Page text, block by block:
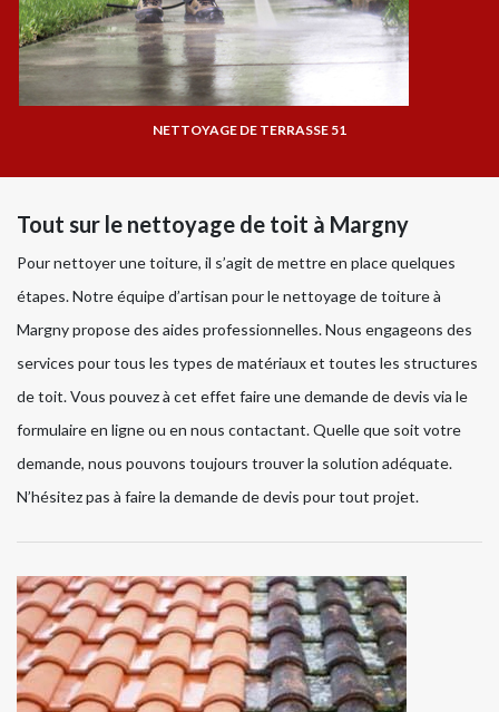
NETTOYAGE DE TERRASSE 51
Tout sur le nettoyage de toit à Margny
Pour nettoyer une toiture, il s’agit de mettre en place quelques
étapes. Notre équipe d’artisan pour le nettoyage de toiture à
Margny propose des aides professionnelles. Nous engageons des
services pour tous les types de matériaux et toutes les structures
de toit. Vous pouvez à cet effet faire une demande de devis via le
formulaire en ligne ou en nous contactant. Quelle que soit votre
demande, nous pouvons toujours trouver la solution adéquate.
N’hésitez pas à faire la demande de devis pour tout projet.